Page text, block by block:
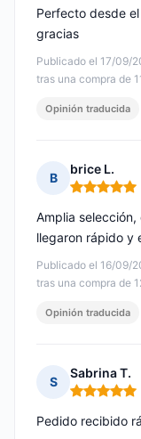
Publicado el 17/09/
tras una compra de
Perfecto desde
gracias
Opinión traducida
B
brice L.
Nota: 5 de 5
Publicado el 16/09/
tras una compra de
Amplia
llegaron rápido y
Opinión traducida
S
Sabrina T.
Nota: 5 de 5
Pedido recibido